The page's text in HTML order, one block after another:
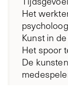
Het
Kunst in
Het spoor
De